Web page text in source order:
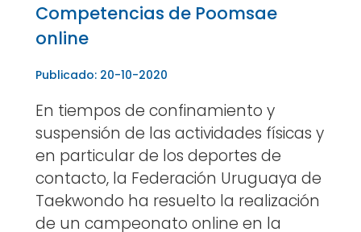
Competencias de Poomsae
online
Publicado: 20-10-2020
En tiempos de confinamiento y
suspensión de las actividades físicas y
en particular de los deportes de
contacto, la Federación Uruguaya de
Taekwondo ha resuelto la realización
de un campeonato online en la